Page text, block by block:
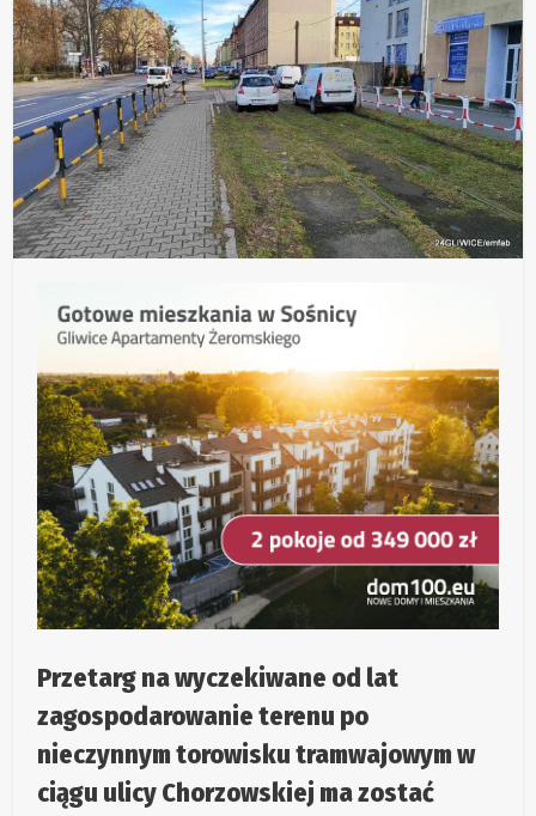
Przetarg na wyczekiwane od lat
zagospodarowanie terenu po
nieczynnym torowisku tramwajowym w
ciągu ulicy Chorzowskiej ma zostać